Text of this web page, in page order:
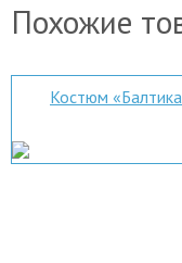
Похожие
Костюм